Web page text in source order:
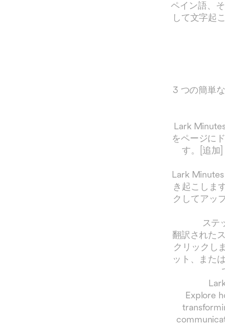
ペイン語、
して文字起
3 つの簡単
Lark
をページに
す。[追加
Lark
き起こしま
クしてアッ
ステ
翻訳された
クリックし
ット、また
Explore